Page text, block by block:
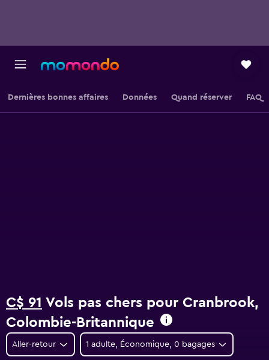
Dernières bonnes affaires Données Quand réserver FAQ
C$ 91 Vols pas chers pour Cranbrook,
Colombie-Britannique
Aller-retour 1 adulte, Économique, 0 bagages